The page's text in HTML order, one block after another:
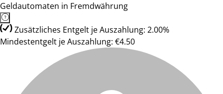
Geldautomaten in Fremdwährung
Zusätzliches Entgelt je Auszahlung: 2.00%
Mindestentgelt je Auszahlung: €4.50